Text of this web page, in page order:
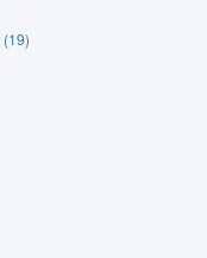
(19)